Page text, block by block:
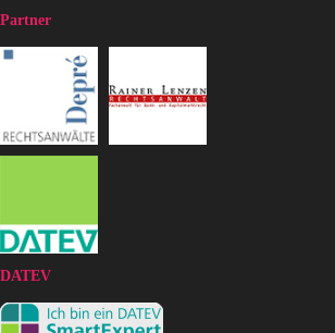
Partner
DATEV